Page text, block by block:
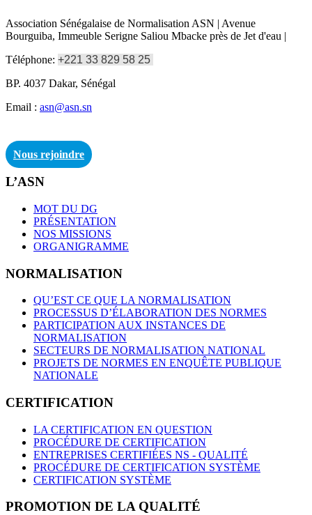
Association Sénégalaise de Normalisation ASN | Avenue
Bourguiba, Immeuble Serigne Saliou Mbacke près de Jet d'eau |
Téléphone: +221 33 829 58 25
BP. 4037 Dakar, Sénégal
Email : asn@asn.sn
Nous rejoindre
L’ASN
MOT DU DG
PRÉSENTATION
NOS MISSIONS
ORGANIGRAMME
NORMALISATION
QU’EST CE QUE LA NORMALISATION
PROCESSUS D’ÉLABORATION DES NORMES
PARTICIPATION AUX INSTANCES DE
NORMALISATION
SECTEURS DE NORMALISATION NATIONAL
PROJETS DE NORMES EN ENQUÊTE PUBLIQUE
NATIONALE
CERTIFICATION
LA CERTIFICATION EN QUESTION
PROCÉDURE DE CERTIFICATION
ENTREPRISES CERTIFIÉES NS - QUALITÉ
PROCÉDURE DE CERTIFICATION SYSTÈME
CERTIFICATION SYSTÈME
PROMOTION DE LA QUALITÉ